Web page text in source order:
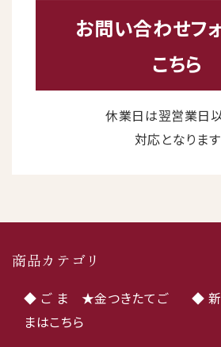
お問い合わせフ
こちら
休業日は翌営業日
対応となります
商品カテゴリ
◆ ご ま ★金つきたてご
まはこちら
◆